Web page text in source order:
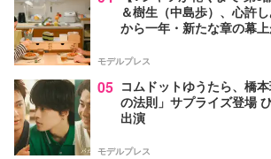
＆樹生（中島歩）、心許
から一年・新たな章の幕
モデルプレス
05 コムドットゆうたら、橋
の法則」サプライズ登場
出演
モデルプレス